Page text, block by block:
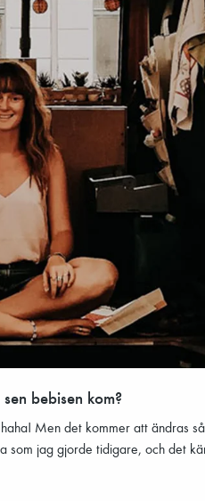
bebisen kom?
Men det kommer att ändras
jag gjorde tidigare, och det